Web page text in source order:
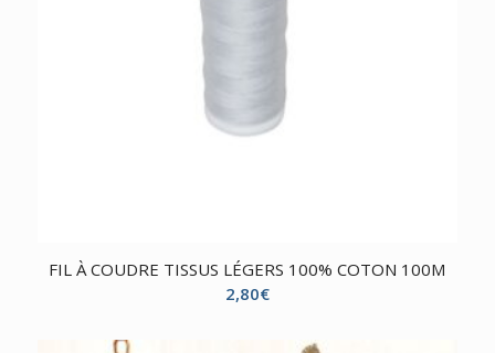
FIL À COUDRE TISSUS LÉGERS 100% COTON 100M
2,80€